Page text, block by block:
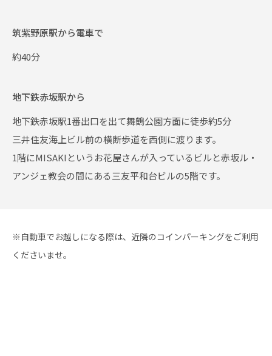
筑紫野原駅から電車で
約40分
地下鉄赤坂駅から
地下鉄赤坂駅1番出口を出て舞鶴公園方面に徒歩約5分
三井住友海上ビル前の横断歩道を西側に渡ります。
1階にMISAKIというお花屋さんが入っているビルと赤坂ル・
アンジェ教会の間にある三友平和台ビルの5階です。
※自動車でお越しになる際は、近隣のコインパーキングをご利用
くださいませ。